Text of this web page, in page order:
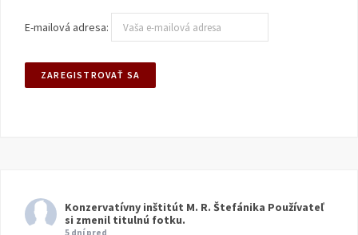
E-mailová adresa:
Konzervatívny inštitút M. R. Štefánika Používateľ
si zmenil titulnú fotku.